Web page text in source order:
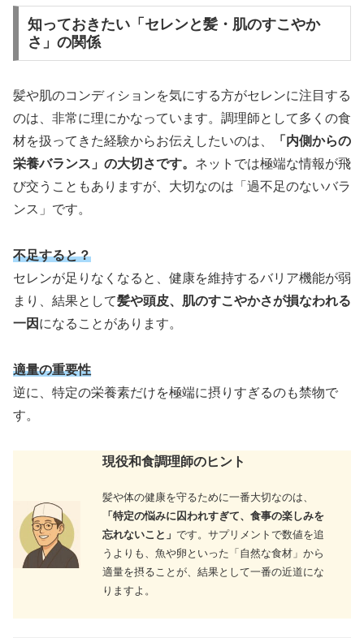
知っておきたい「セレンと髪・肌のすこやか
さ」の関係
髪や肌のコンディションを気にする方がセレンに注目する
のは、非常に理にかなっています。調理師として多くの食
材を扱ってきた経験からお伝えしたいのは、
「内側からの
栄養バランス」の大切さです。 ネットでは極端な情報が飛
び交うこともありますが、大切なのは「過不足のないバラ
ンス」です。
不足すると？
セレンが足りなくなると、健康を維持するバリア機能が弱
まり、結果として髪や頭皮、肌のすこやかさが損なわれる
一因 になることがあります。
適量の重要性
逆に、特定の栄養素だけを極端に摂りすぎるのも禁物で
す。
現役和食調理師のヒント
髪や体の健康を守るために一番大切なのは、
「特定の悩みに囚われすぎて、食事の楽しみを
忘れないこと」 です。サプリメントで数値を追
うよりも、魚や卵といった「自然な食材」から
適量を摂ることが、結果として一番の近道にな
りますよ。